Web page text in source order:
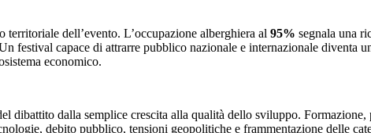
dell’evento. L’occupazione alberghiera al 95% segnala una
festival capace di attrarre pubblico nazionale e internazionale
economico.
dibattito dalla semplice crescita alla qualità dello sviluppo.
debito pubblico, tensioni geopolitiche e frammentazione delle